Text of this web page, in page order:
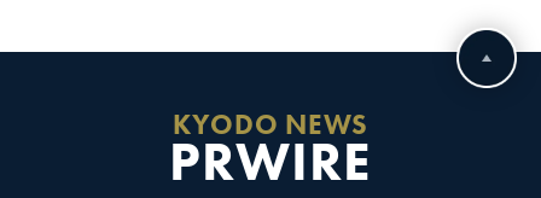
KYODO NEWS
PRWIRE